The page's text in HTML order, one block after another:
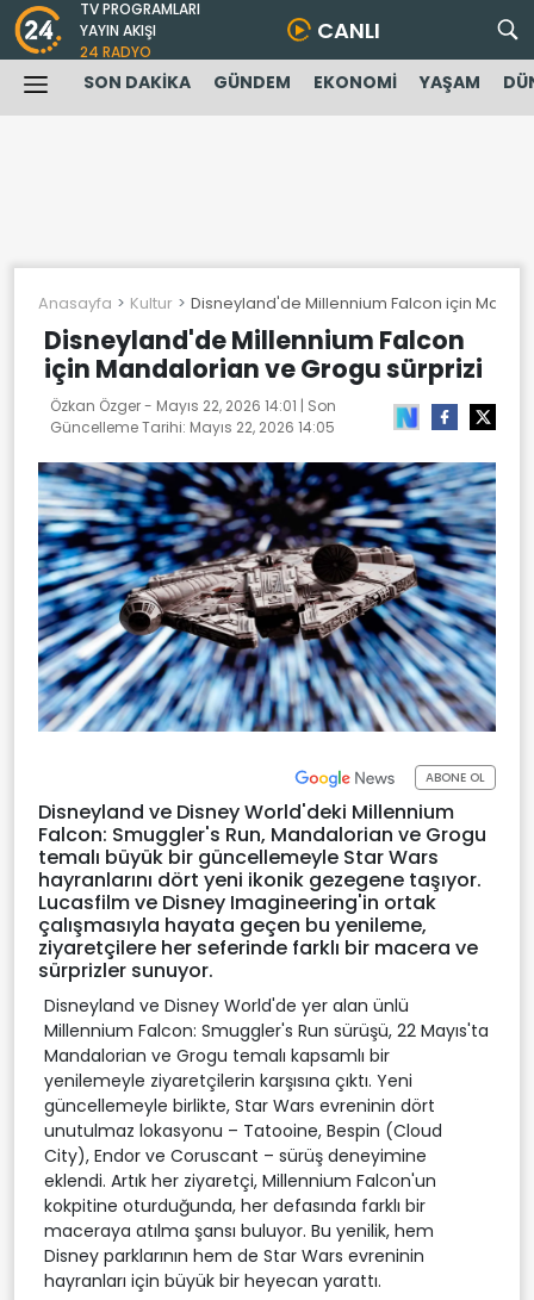
TV PROGRAMLARI
YAYIN AKIŞI
24 RADYO
CANLI
SON DAKİKA GÜNDEM EKONOMİ YAŞAM
Anasayfa Kultur Disneyland'de Millennium Falcon için
Disneyland'de Millennium Falcon
için Mandalorian ve Grogu sürprizi
Özkan Özger - Mayıs 22, 2026 14:01 | Son
Güncelleme Tarihi: Mayıs 22, 2026 14:05
ABONE OL
Disneyland ve Disney World'deki Millennium
Falcon: Smuggler's Run, Mandalorian ve Grogu
temalı büyük bir güncellemeyle Star Wars
hayranlarını dört yeni ikonik gezegene taşıyor.
Lucasfilm ve Disney Imagineering'in ortak
çalışmasıyla hayata geçen bu yenileme,
ziyaretçilere her seferinde farklı bir macera ve
sürprizler sunuyor.
Disneyland ve Disney World'de yer alan ünlü
Millennium Falcon: Smuggler's Run sürüşü, 22 Mayıs'ta
Mandalorian ve Grogu temalı kapsamlı bir
yenilemeyle ziyaretçilerin karşısına çıktı. Yeni
güncellemeyle birlikte, Star Wars evreninin dört
unutulmaz lokasyonu – Tatooine, Bespin (Cloud
City), Endor ve Coruscant – sürüş deneyimine
eklendi. Artık her ziyaretçi, Millennium Falcon'un
kokpitine oturduğunda, her defasında farklı bir
maceraya atılma şansı buluyor. Bu yenilik, hem
Disney parklarının hem de Star Wars evreninin
hayranları için büyük bir heyecan yarattı.